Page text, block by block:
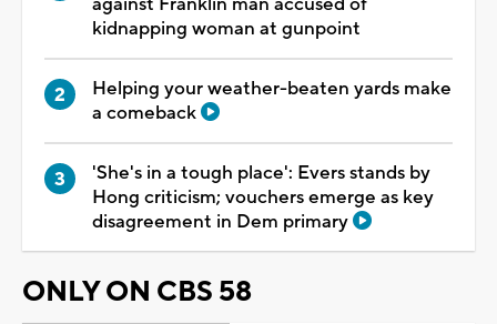
kidnapping woman at gunpoint
Helping your weather-beaten yards make
a comeback
'She's in a tough place': Evers stands by
Hong criticism; vouchers emerge as key
disagreement in Dem primary
ONLY ON CBS 58